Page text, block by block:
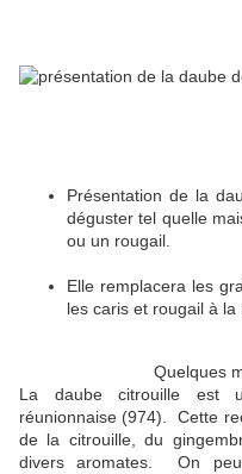
Présentation de la
déguster tel quelle
ou un rougail.
Elle remplacera les
les caris et rougail à la
Quelques
La daube citrouille est
réunionnaise (974). Cette
de la citrouille, du
divers aromates. On